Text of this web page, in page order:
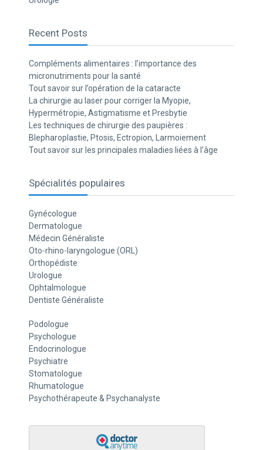
Recent Posts
Compléments alimentaires : l’importance des
micronutriments pour la santé
Tout savoir sur l’opération de la cataracte
La chirurgie au laser pour corriger la Myopie,
Hypermétropie, Astigmatisme et Presbytie
Les techniques de chirurgie des paupières :
Blepharoplastie, Ptosis, Ectropion, Larmoiement
Tout savoir sur les principales maladies liées à l’âge
Spécialités populaires
Gynécologue
Dermatologue
Médecin Généraliste
Oto-rhino-laryngologue (ORL)
Orthopédiste
Urologue
Ophtalmologue
Dentiste Généraliste
Podologue
Psychologue
Endocrinologue
Psychiatre
Stomatologue
Rhumatologue
Psychothérapeute & Psychanalyste